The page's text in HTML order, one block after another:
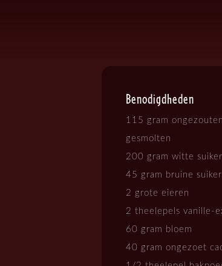
Benodigdheden
115 gram
gesmolten
200 gram witte suiker
45 gram bruine suiker
2 grote eieren
2 theelepels vanille-
60 gram bloem
40 gram ongezoet